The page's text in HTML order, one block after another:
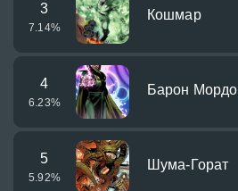
3
7.14%
Кошмар
4
6.23%
Барон Мордо
5
5.92%
Шума-Горат